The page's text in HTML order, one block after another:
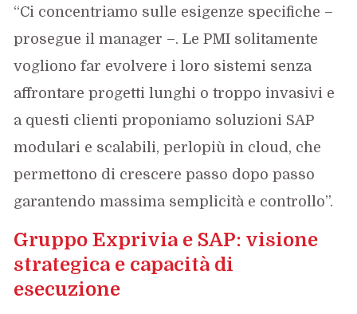
“Ci concentriamo sulle esigenze specifiche –
prosegue il manager –. Le PMI solitamente
vogliono far evolvere i loro sistemi senza
affrontare progetti lunghi o troppo invasivi e
a questi clienti proponiamo soluzioni SAP
modulari e scalabili, perlopiù in cloud, che
permettono di crescere passo dopo passo
garantendo massima semplicità e controllo”.
Gruppo Exprivia e SAP: visione
strategica e capacità di
esecuzione